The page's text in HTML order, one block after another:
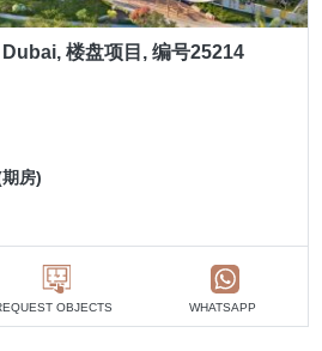
楼盘项目, 编号25214
房)
OBJECTS WHATSAPP